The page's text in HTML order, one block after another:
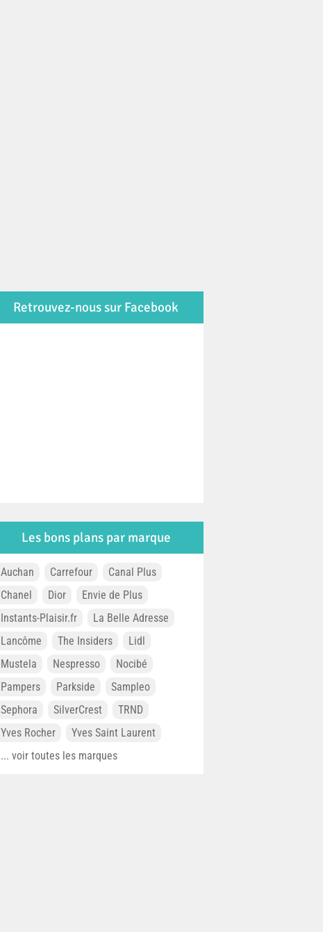
Retrouvez-nous sur Facebook
Les bons plans par marque
Auchan Carrefour
Canal Plus
Chanel
Dior
Envie de Plus
Instants-Plaisir.fr
La Belle Adresse
Lancôme
The Insiders
Lidl
Mustela
Nespresso
Nocibé
Pampers
Parkside
Sampleo
Sephora
SilverCrest
TRND
Yves Rocher
Yves Saint Laurent
... voir toutes les marques